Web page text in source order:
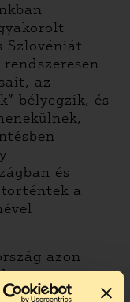
Szlovéniát
az
bélyegzik, és
és
történtek a
azon
a
A